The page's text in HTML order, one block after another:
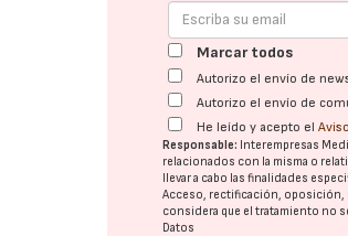
Marcar todos
Autorizo el envío de
Autorizo el envío de
He leído y acepto el
Responsable: Interempresas
relacionados con la misma o
llevar a cabo las finalidades
Acceso, rectificación, oposición,
considera que el tratamiento no
Datos